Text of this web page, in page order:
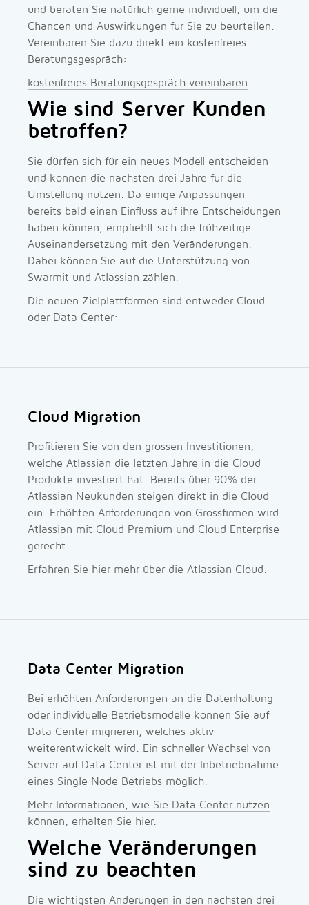
und beraten Sie natürlich gerne individuell, um die
Chancen und Auswirkungen für Sie zu beurteilen.
Vereinbaren Sie dazu direkt ein kostenfreies
Beratungsgespräch:
kostenfreies Beratungsgespräch vereinbaren
Wie sind Server Kunden
betroffen?
Sie dürfen sich für ein neues Modell entscheiden
und können die nächsten drei Jahre für die
Umstellung nutzen. Da einige Anpassungen
bereits bald einen Einfluss auf ihre Entscheidungen
haben können, empfiehlt sich die frühzeitige
Auseinandersetzung mit den Veränderungen.
Dabei können Sie auf die Unterstützung von
Swarmit und Atlassian zählen.
Die neuen Zielplattformen sind entweder Cloud
oder Data Center:
Cloud Migration
Profitieren Sie von den grossen Investitionen,
welche Atlassian die letzten Jahre in die Cloud
Produkte investiert hat. Bereits über 90% der
Atlassian Neukunden steigen direkt in die Cloud
ein. Erhöhten Anforderungen von Grossfirmen wird
Atlassian mit Cloud Premium und Cloud Enterprise
gerecht.
Erfahren Sie hier mehr über die Atlassian Cloud.
Data Center Migration
Bei erhöhten Anforderungen an die Datenhaltung
oder individuelle Betriebsmodelle können Sie auf
Data Center migrieren, welches aktiv
weiterentwickelt wird. Ein schneller Wechsel von
Server auf Data Center ist mit der Inbetriebnahme
eines Single Node Betriebs möglich.
Mehr Informationen, wie Sie Data Center nutzen
können, erhalten Sie hier.
Welche Veränderungen
sind zu beachten
Die wichtigsten Änderungen in den nächsten drei